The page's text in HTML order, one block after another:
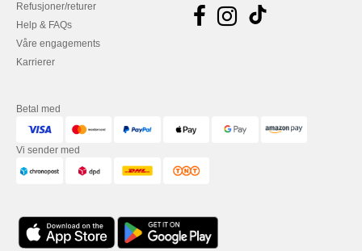
Refusjoner/returer
Help & FAQs
Våre engagements
Karrierer
Betal med
Vi sender med